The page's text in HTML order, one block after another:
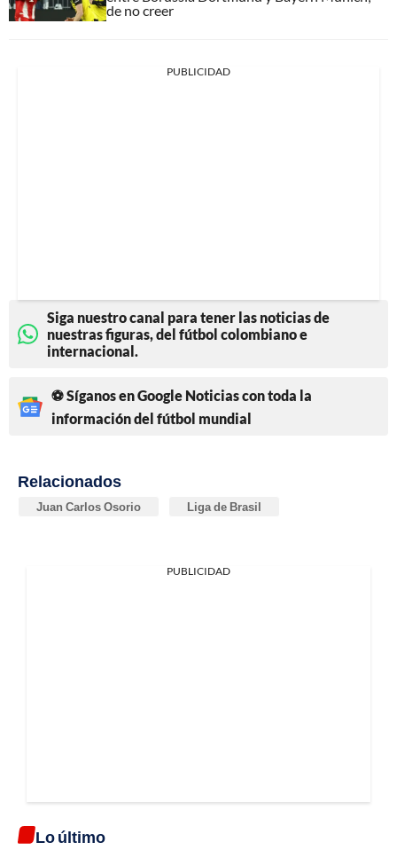
de no creer
PUBLICIDAD
Siga nuestro canal para tener las noticias de
nuestras figuras, del fútbol colombiano e
internacional.
⚽ Síganos en Google Noticias con toda la
información del fútbol mundial
Relacionados
Juan Carlos Osorio Liga de Brasil
PUBLICIDAD
Lo último